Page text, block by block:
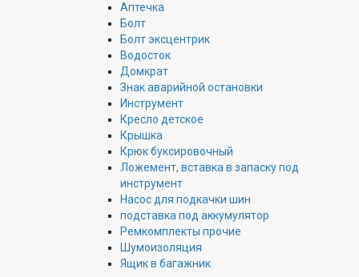
Аптечка
Болт
Болт эксцентрик
Водосток
Домкрат
Знак аварийной остановки
Инструмент
Кресло детское
Крышка
Крюк буксировочный
Ложемент, вставка в запаску под
инструмент
Насос для подкачки шин
подставка под аккумулятор
Ремкомплекты прочие
Шумоизоляция
Ящик в багажник